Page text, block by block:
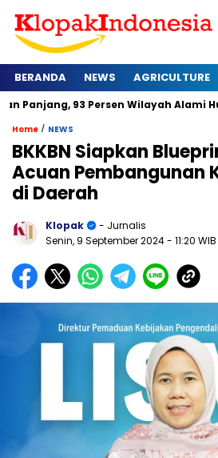
BERANDA NEWS AGRICULTURE
93 Persen Wilayah Alami Hujan di
Home / NEWS
BKKBN Siapkan
Acuan Pembangunan
di Daerah
Klopak
- Jurnalis
Senin, 9 September 2024- 11:20 WIB